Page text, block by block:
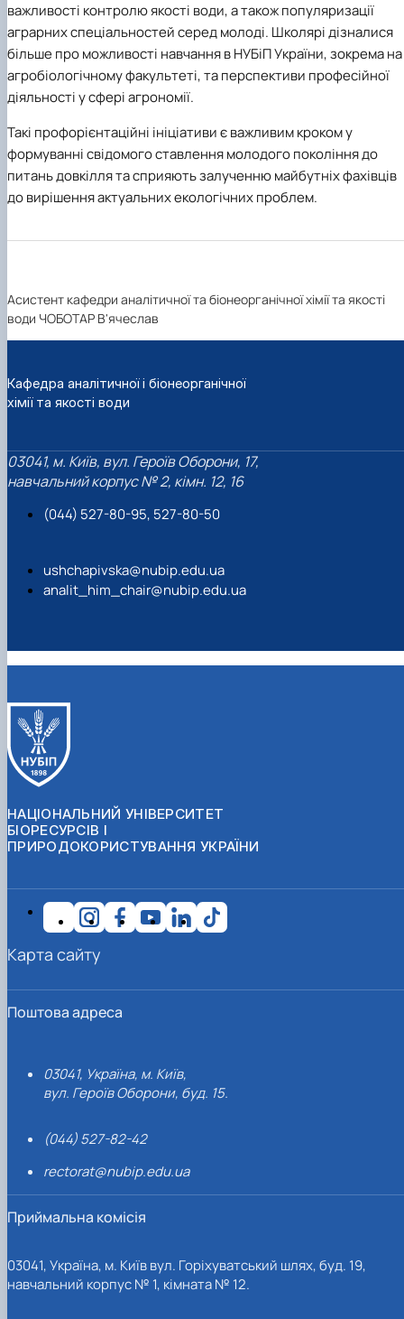
важливості контролю якості води, а також популяризації
аграрних спеціальностей серед молоді. Школярі дізналися
більше про можливості навчання в НУБіП України, зокрема на
агробіологічному факультеті, та перспективи професійної
діяльності у сфері агрономії.
Такі профорієнтаційні ініціативи є важливим кроком у
формуванні свідомого ставлення молодого покоління до
питань довкілля та сприяють залученню майбутніх фахівців
до вирішення актуальних екологічних проблем.
Асистент кафедри аналітичної та біонеорганічної хімії та якості
води ЧОБОТАР В'ячеслав
Кафедра аналітичної і біонеорганічної
хімії та якості води
03041, м. Київ, вул. Героїв Оборони, 17,
навчальний корпус № 2, кімн. 12, 16
(044) 527-80-95, 527-80-50
ushchapivska@nubip.edu.ua
analit_him_chair@nubip.edu.ua
НАЦІОНАЛЬНИЙ УНІВЕРСИТЕТ
БІОРЕСУРСІВ І
ПРИРОДОКОРИСТУВАННЯ УКРАЇНИ
Поштова адреса
03041, Україна, м. Київ,
вул. Героїв Оборони, буд. 15.
(044) 527-82-42
rectorat@nubip.edu.ua
Приймальна комісія
03041, Україна, м. Київ вул. Горіхуватський шлях, буд. 19,
навчальний корпус № 1, кімната № 12.
Карта сайту